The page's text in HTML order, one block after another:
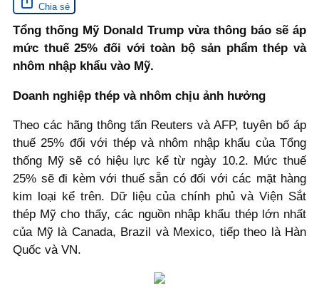
Chia sẻ
Tổng thống Mỹ Donald Trump vừa thông báo sẽ áp
mức thuế 25% đối với toàn bộ sản phẩm thép và
nhôm nhập khẩu vào Mỹ.
Doanh nghiệp thép và nhôm chịu ảnh hưởng
Theo các hãng thông tấn Reuters và AFP, tuyên bố áp
thuế 25% đối với thép và nhôm nhập khẩu của Tổng
thống Mỹ sẽ có hiệu lực kể từ ngày 10.2. Mức thuế
25% sẽ đi kèm với thuế sẵn có đối với các mặt hàng
kim loại kể trên. Dữ liệu của chính phủ và Viện Sắt
thép Mỹ cho thấy, các nguồn nhập khẩu thép lớn nhất
của Mỹ là Canada, Brazil và Mexico, tiếp theo là Hàn
Quốc và VN.